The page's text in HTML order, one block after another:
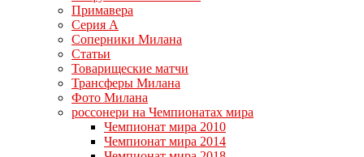
Примавера
Серия А
Соперники Милана
Статьи
Товарищеские матчи
Трансферы Милана
Фото Милана
россонери на Чемпионатах мира
Чемпионат мира 2010
Чемпионат мира 2014